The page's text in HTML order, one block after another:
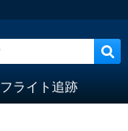
フライト追跡